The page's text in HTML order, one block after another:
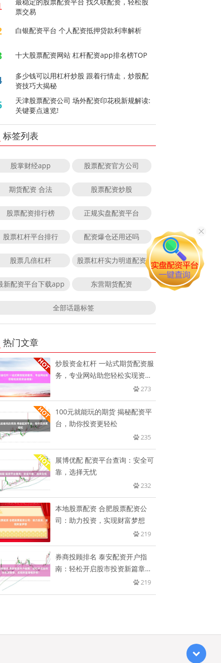
票交易
白银配资平台 个人配资抵押贷款利率解析
十大股票配资网站 杠杆配资app排名榜TOP
多少钱可以用杠杆炒股 跟着行情走，炒股配
资技巧大揭秘
天津股票配资公司 场外配资印花税新规解读:
关键要点速览!
标签列表
股掌财经app 股票配资官方公司
期货配资 合法 股票配资炒股
股票配资排行榜 正规实盘配资平台
股票杠杆平台排行 配资爆仓还用还吗
股票几倍杠杆 股票杠杆实力明道配资
新配资平台下载app 东营期货配资
全部话题标签
热门文章
炒股资金杠杆 一站式期货配资服
务，专业网站助您轻松实现资金
273
100元就能玩的期货 揭秘配资平
台，助你投资更轻松
235
展博优配 配资平台查询：安全可
靠，选择无忧
232
本地股票配资 合肥股票配资公
司：助力投资，实现财富梦想
219
券商投顾排名 泰安配资开户指
南：轻松开启股市投资新篇章，
219